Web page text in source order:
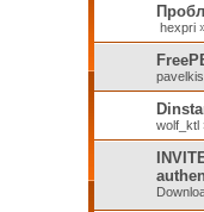
hexpri
wolf_ktl